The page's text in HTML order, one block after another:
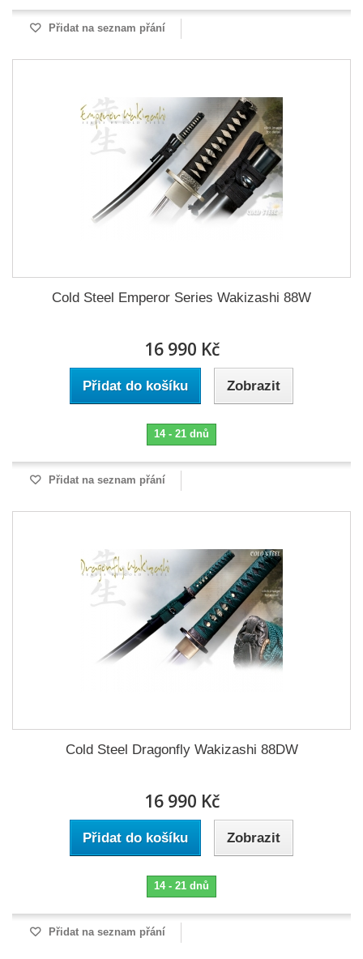
Přidat na seznam přání
Cold Steel Emperor Series Wakizashi 88W
16 990 Kč
Přidat do košíku Zobrazit
14 - 21 dnů
Přidat na seznam přání
Cold Steel Dragonfly Wakizashi 88DW
16 990 Kč
Přidat do košíku Zobrazit
14 - 21 dnů
Přidat na seznam přání